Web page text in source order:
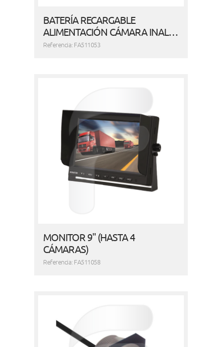
BATERÍA RECARGABLE
ALIMENTACIÓN CÁMARA INAL…
Referencia: FA511053
MONITOR 9" (HASTA 4
CÁMARAS)
Referencia: FA511058